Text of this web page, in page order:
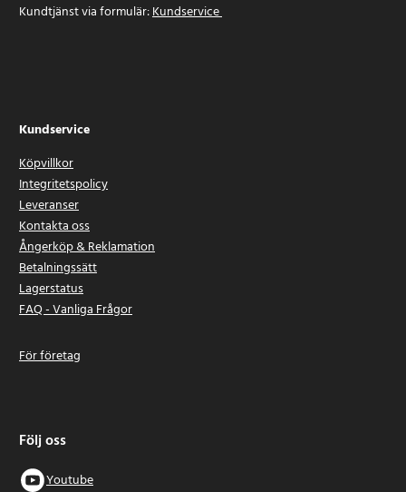
Kundtjänst via formulär:Kundservice
Kundservice
Köpvillkor
Integritetspolicy
Leveranser
Kontakta oss
Ångerköp & Reklamation
Betalningssätt
Lagerstatus
FAQ - Vanliga Frågor
För företag
Följ oss
Youtube